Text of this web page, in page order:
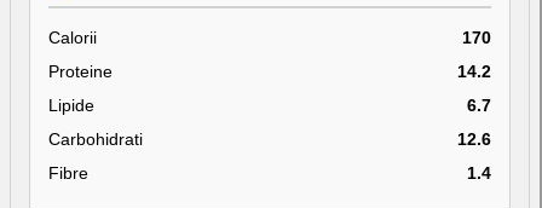
Calorii
170
Proteine
14.2
Lipide
6.7
Carbohidrati
12.6
Fibre
1.4